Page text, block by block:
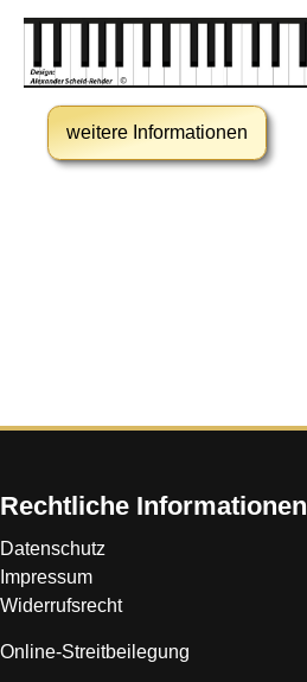
weitere Informationen
Rechtliche Informationen
Datenschutz
Impressum
Widerrufsrecht
Online-Streitbeilegung